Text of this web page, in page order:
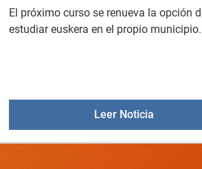
rural "Sobre la tierra, bajo la
El próximo curso se renueva la opción
estudiar euskera en el propio municipio.
Leer Noticia AEK de